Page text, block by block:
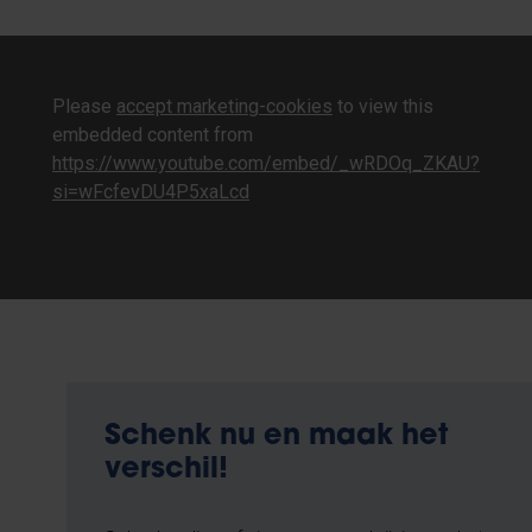
Please accept marketing-cookies to view this
embedded content from
https://www.youtube.com/embed/_wRDOq_ZKAU?
si=wFcfevDU4P5xaLcd
Schenk nu en maak het
verschil!